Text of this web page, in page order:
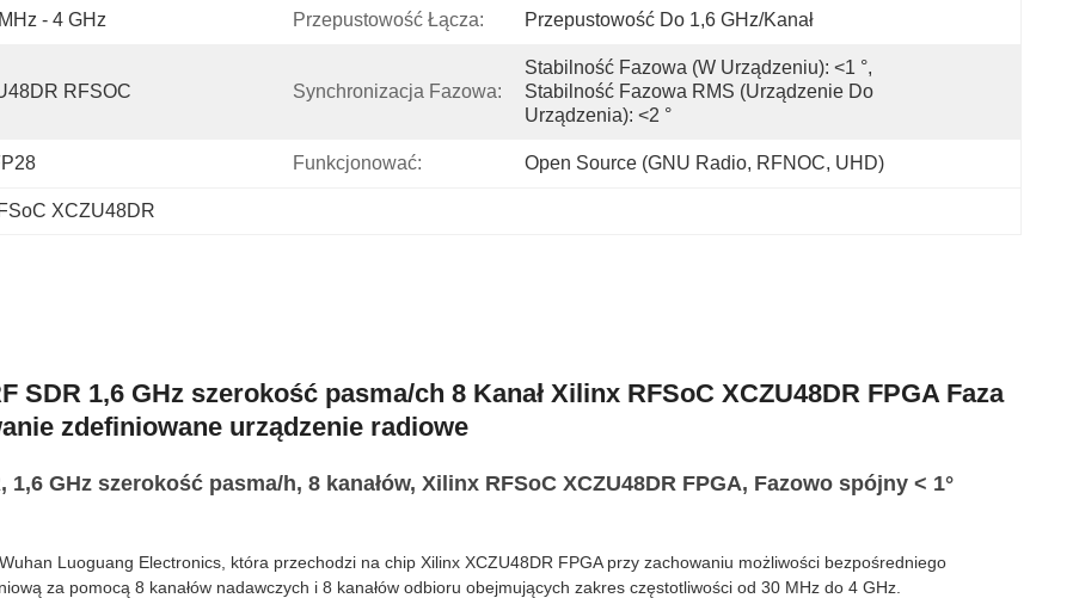
- 4 GHz Przepustowość Łącza: Przepustowość Do 1,6 GHz/kanał
RFSOC Synchronizacja Fazowa:
Stabilność Fazowa (w Urządzeniu): <1 °,
Stabilność Fazowa RMS (urządzenie Do
Urządzenia): <2 °
Funkcjonować: Open Source (GNU Radio, RFNOC, UHD)
XCZU48DR
SDR 1,6 GHz szerokość pasma/ch 8 Kanał Xilinx RFSoC XCZU48DR FPGA Faza
zdefiniowane urządzenie radiowe
1,6 GHz szerokość pasma/h, 8 kanałów, Xilinx RFSoC XCZU48DR FPGA, Fazowo spójny < 1°
Luoguang Electronics, która przechodzi na chip Xilinx XCZU48DR FPGA przy zachowaniu możliwości bezpośredniego
za pomocą 8 kanałów nadawczych i 8 kanałów odbioru obejmujących zakres częstotliwości od 30 MHz do 4 GHz.